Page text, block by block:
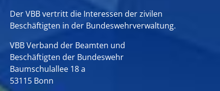
Der VBB vertritt die Interessen der zivilen
Beschäftigten in der Bundeswehrverwaltung.
VBB Verband der Beamten und
Beschäftigten der Bundeswehr
Baumschulallee 18 a
53115 Bonn